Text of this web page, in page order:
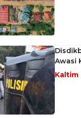
Awasi
Kaltim